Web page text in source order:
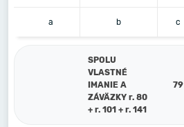
a b c
SPOLU
VLASTNÉ
IMANIE A
ZÁVÄZKY r. 80
+ r. 101 + r. 141
79